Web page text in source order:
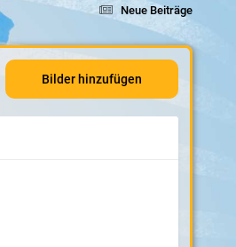
Neue Beiträge
Bilder hinzufügen